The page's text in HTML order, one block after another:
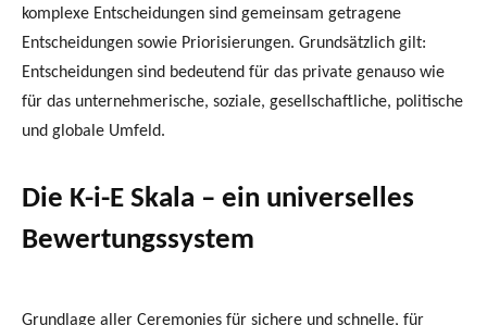
komplexe Entscheidungen sind gemeinsam getragene
Entscheidungen sowie Priorisierungen. Grundsätzlich gilt:
Entscheidungen sind bedeutend für das private genauso wie
für das unternehmerische, soziale, gesellschaftliche, politische
und globale Umfeld.
Die K-i-E Skala – ein universelles
Bewertungssystem
Grundlage aller Ceremonies für sichere und schnelle, für